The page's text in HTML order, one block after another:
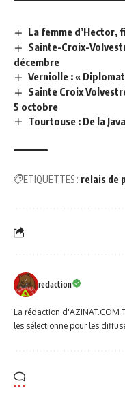
La femme d’Hector,
Sainte-Croix-
décembre
Verniolle : «
Sainte Croix
5 octobre
Tourtouse : De la
ETIQUETTES : relais de
redaction
La rédaction d'AZINAT.COM
les sélectionne pour les